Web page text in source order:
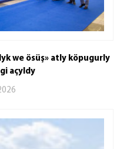
we ösüş» atly köpugurly
açyldy